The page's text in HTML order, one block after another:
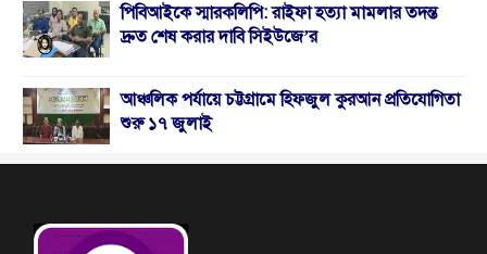
পিবিআইকে স্মারকলিপি: রাইফা হত্যা মামলার তদন্ত
দ্রুত শেষ করার দাবি সিইউজে’র
আঞ্চলিক পর্যায়ে চট্টগ্রামে হিফজুল কুরআন প্রতিযোগিতা
শুরু ১৭ জুলাই